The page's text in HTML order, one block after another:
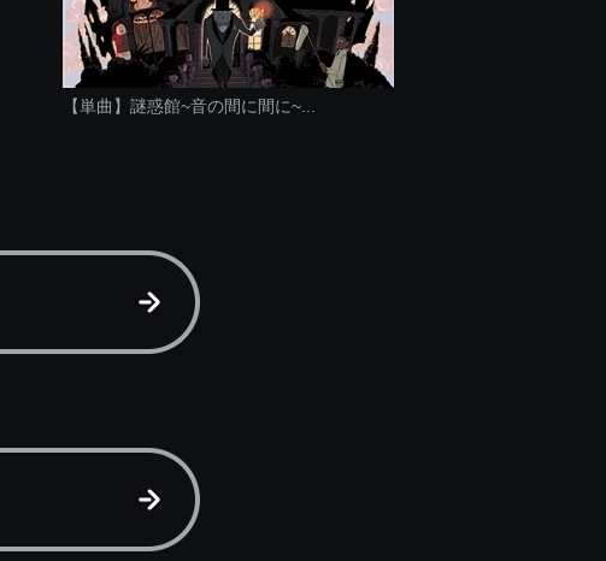
【単曲】謎惑館~音の間に間に~...